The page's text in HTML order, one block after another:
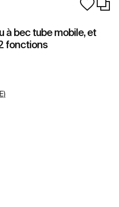
à bec tube mobile, et
fonctions